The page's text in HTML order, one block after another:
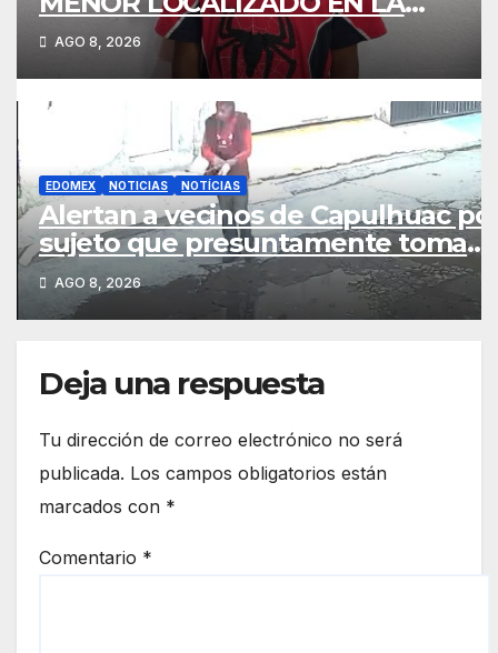
CARRETERA TENANGO–LA
MARQUESA fue resguardado por la
comisaría de xalatlaco
AGO 8, 2026
EDOMEX NOTICIAS NOTÍCIAS
Alertan a vecinos de Capulhuac
sujeto que presuntamente toma
fotografías de viviendas
AGO 8, 2026
Deja una respuesta
Tu dirección de correo electrónico no será
publicada. Los campos obligatorios están
marcados con *
Comentario *